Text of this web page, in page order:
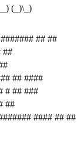
(_)\_)
## ##
##
## ####
# ## ###
##
#### ## ##